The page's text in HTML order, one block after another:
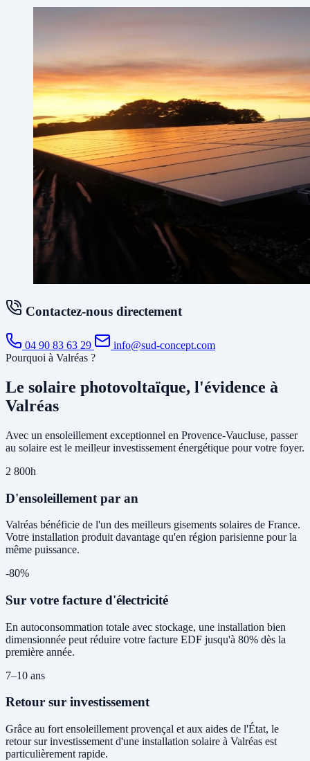
Contactez-nous directement
04 90 83 63 29
info@sud-concept.com
Pourquoi à Valréas ?
Le solaire photovoltaïque, l'évidence à
Valréas
Avec un ensoleillement exceptionnel en Provence-Vaucluse, passer
au solaire est le meilleur investissement énergétique pour votre foyer.
2 800h
D'ensoleillement par an
Valréas bénéficie de l'un des meilleurs gisements solaires de France.
Votre installation produit davantage qu'en région parisienne pour la
même puissance.
-80%
Sur votre facture d'électricité
En autoconsommation totale avec stockage, une installation bien
dimensionnée peut réduire votre facture EDF jusqu'à 80% dès la
première année.
7–10 ans
Retour sur investissement
Grâce au fort ensoleillement provençal et aux aides de l'État, le
retour sur investissement d'une installation solaire à Valréas est
particulièrement rapide.